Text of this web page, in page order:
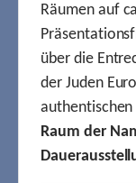
Räumen auf
über die
der Juden
Raum der